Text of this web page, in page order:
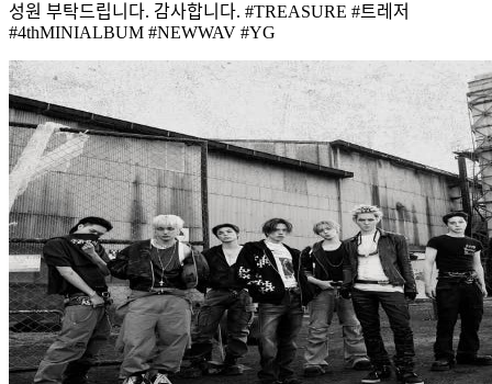
성원 부탁드립니다. 감사합니다. #TREASURE #트레저
#4thMINIALBUM #NEWWAV #YG